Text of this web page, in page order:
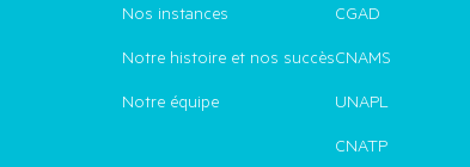
Nos instances
Notre histoire et nos succès
Notre équipe
CGAD
CNAMS
UNAPL
CNATP